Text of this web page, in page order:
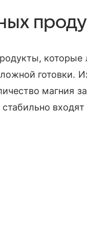
которые
готовки.
магния